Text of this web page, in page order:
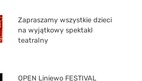
Zapraszamy wszystkie dzieci
na wyjątkowy spektakl
teatralny
OPEN Liniewo FESTIVAL